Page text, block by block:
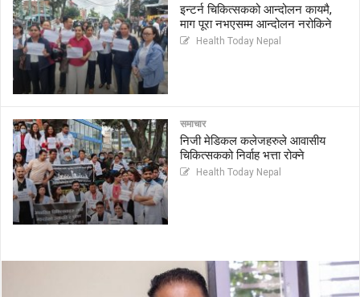
इन्टर्न चिकित्सकको आन्दोलन कायमै,
माग पूरा नभएसम्म आन्दोलन नरोकिने
Health Today Nepal
समाचार
निजी मेडिकल कलेजहरुले आवासीय
चिकित्सकको निर्वाह भत्ता रोक्ने
Health Today Nepal